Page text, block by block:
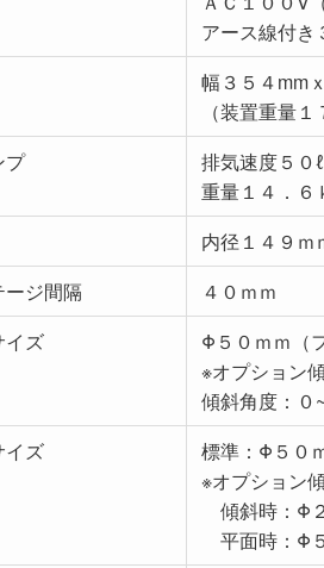
アース線付き
幅３５４mm
（装置重量１
プ
排気速度５０
重量１４．６
内径１４９ｍ
ジ間隔
４０ｍｍ
イズ
Φ５０ｍｍ（
※オプション
傾斜角度：
イズ
標準：Φ５０
※オプション
傾斜時：Φ
平面時：Φ